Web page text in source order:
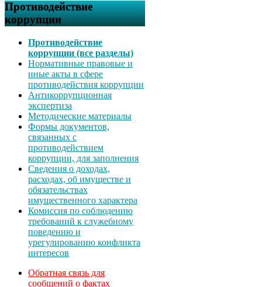
Противодействие
коррупции
Противодействие
коррупции (все разделы)
Нормативные правовые и
иные акты в сфере
противодействия коррупции
Антикоррупционная
экспертиза
Методические материалы
Формы документов,
связанных с
противодействием
коррупции, для заполнения
Сведения о доходах,
расходах, об имуществе и
обязательствах
имущественного характера
Комиссия по соблюдению
требований к служебному
поведению и
урегулированию конфликта
интересов
Обратная связь для
сообщений о фактах